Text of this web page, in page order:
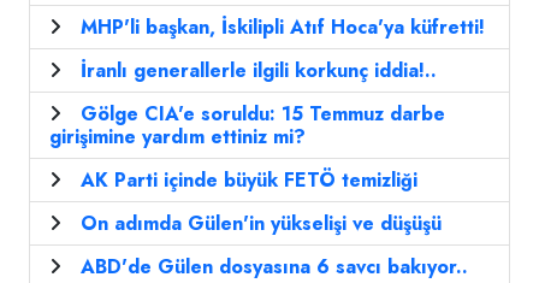
MHP'li başkan, İskilipli Atıf Hoca'ya küfretti!
İranlı generallerle ilgili korkunç iddia!..
Gölge CIA'e soruldu: 15 Temmuz darbe
girişimine yardım ettiniz mi?
AK Parti içinde büyük FETÖ temizliği
On adımda Gülen'in yükselişi ve düşüşü
ABD'de Gülen dosyasına 6 savcı bakıyor..